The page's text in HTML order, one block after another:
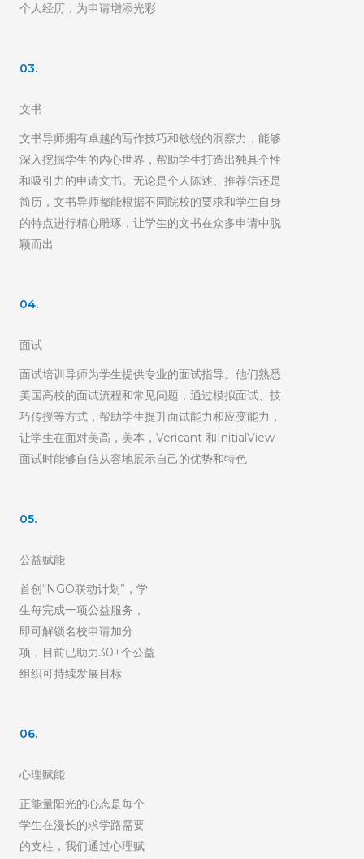
个人经历，为申请增添光彩
03.
文书
文书导师拥有卓越的写作技巧和敏锐的洞察力，能够
深入挖掘学生的内心世界，帮助学生打造出独具个性
和吸引力的申请文书。无论是个人陈述、推荐信还是
简历，文书导师都能根据不同院校的要求和学生自身
的特点进行精心雕琢，让学生的文书在众多申请中脱
颖而出
04.
面试
面试培训导师为学生提供专业的面试指导。他们熟悉
美国高校的面试流程和常见问题，通过模拟面试、技
巧传授等方式，帮助学生提升面试能力和应变能力，
让学生在面对美高，美本，Vericant 和InitialView
面试时能够自信从容地展示自己的优势和特色
05.
公益赋能
首创“NGO联动计划”，学
生每完成一项公益服务，
即可解锁名校申请加分
项，目前已助力30+个公益
组织可持续发展目标
06.
心理赋能
正能量阳光的心态是每个
学生在漫长的求学路需要
的支柱，我们通过心理赋